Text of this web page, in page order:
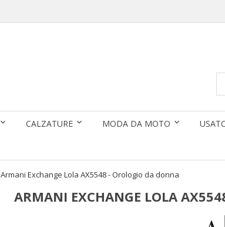
CALZATURE MODA DA MOTO
Armani Exchange Lola AX5548 - Orologio da donna
ARMANI EXCHANGE LOLA